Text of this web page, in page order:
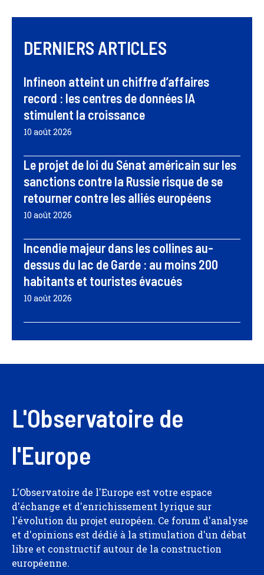
DERNIERS ARTICLES
Infineon atteint un chiffre d’affaires
record : les centres de données IA
stimulent la croissance
10 août 2026
Le projet de loi du Sénat américain sur les
sanctions contre la Russie risque de se
retourner contre les alliés européens
10 août 2026
Incendie majeur dans les collines au-
dessus du lac de Garde : au moins 200
habitants et touristes évacués
10 août 2026
L'Observatoire de
l'Europe
L'Observatoire de l'Europe est votre espace
d'échange et d'enrichissement lyrique sur
l'évolution du projet européen. Ce forum d'analyse
et d'opinions est dédié à la stimulation d'un débat
libre et constructif autour de la construction
européenne.